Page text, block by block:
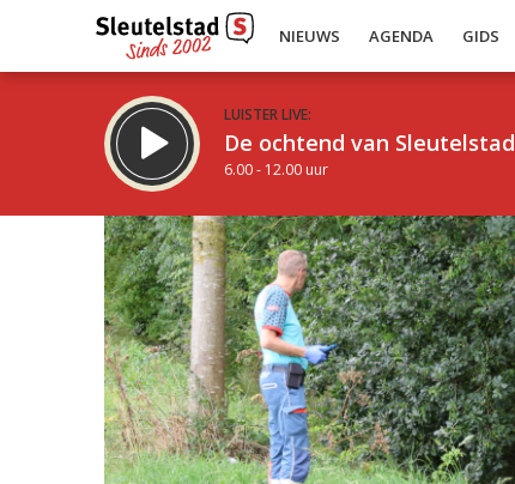
NIEUWS AGENDA GIDS
LUISTER LIVE:
De ochtend van Sleutelstad
6.00 - 12.00 uur
Inklappen